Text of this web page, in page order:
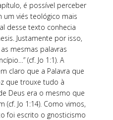
é possível perceber
um viés teológico mais
desse texto conhecia
Justamente por isso,
mesmas palavras
(cf. Jo 1:1). A
claro que a Palavra que
que trouxe tudo à
Deus era o mesmo que
(cf. Jo 1:14). Como vimos,
foi escrito o gnosticismo